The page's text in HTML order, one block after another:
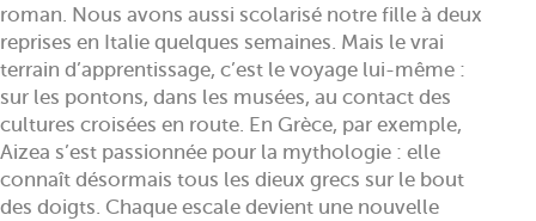
roman. Nous avons aussi scolarisé notre fille à deux
reprises en Italie quelques semaines. Mais le vrai
terrain d’apprentissage, c’est le voyage lui-même :
sur les pontons, dans les musées, au contact des
cultures croisées en route. En Grèce, par exemple,
Aizea s’est passionnée pour la mythologie : elle
connaît désormais tous les dieux grecs sur le bout
des doigts. Chaque escale devient une nouvelle